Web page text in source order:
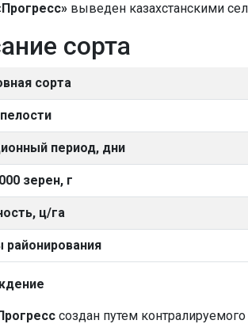
выведен казахстанскими
сорта
сорта
период, дни
зерен, г
ц/га
районирования
создан путем